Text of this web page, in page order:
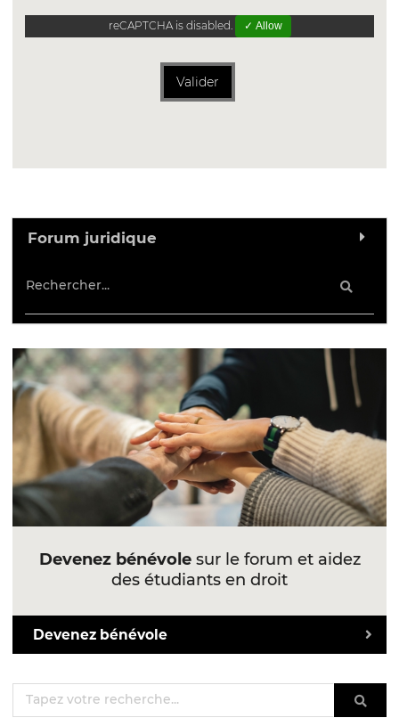
reCAPTCHA is disabled. ✓ Allow
Valider
Forum juridique
Devenez bénévolesur le forum et aidez
des étudiants en droit
Devenez bénévole